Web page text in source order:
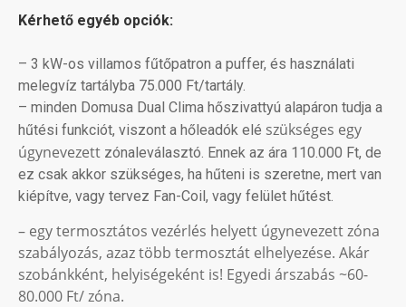
Kérhető egyéb opciók:
– 3 kW-os villamos fűtőpatron a puffer, és használati
melegvíz tartályba 75.000 Ft/tartály.
– minden Domusa Dual Clima hőszivattyú alapáron tudja a
hűtési funkciót, viszont a hőleadók elé szükséges egy
úgynevezett zónaleválasztó. Ennek az ára 110.000 Ft, de
ez csak akkor szükséges, ha hűteni is szeretne, mert van
kiépítve, vagy tervez Fan-Coil, vagy felület hűtést.
– egy termosztátos vezérlés helyett úgynevezett zóna
szabályozás, azaz több termosztát elhelyezése. Akár
szobánkként, helyiségeként is! Egyedi árszabás ~60-
80.000 Ft/ zóna.